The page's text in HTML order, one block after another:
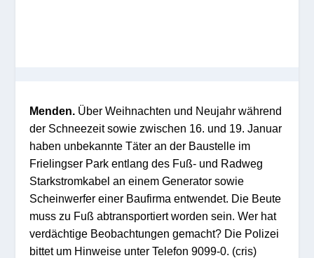
Menden. Über Weihnachten und Neujahr während
der Schneezeit sowie zwischen 16. und 19. Januar
haben unbekannte Täter an der Baustelle im
Frielingser Park entlang des Fuß- und Radweg
Starkstromkabel an einem Generator sowie
Scheinwerfer einer Baufirma entwendet. Die Beute
muss zu Fuß abtransportiert worden sein. Wer hat
verdächtige Beobachtungen gemacht? Die Polizei
bittet um Hinweise unter Telefon 9099-0. (cris)